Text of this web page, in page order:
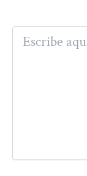
Escribe
aquí...